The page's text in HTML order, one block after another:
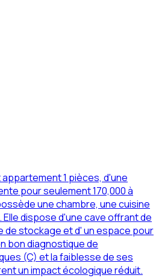
1 pièces, d'une
pour seulement 170,000 à
une chambre, une cuisine
dispose d'une cave offrant de
de stockage et d' un espace pour
bon diagnostique de
(C) et la faiblesse de ses
un impact écologique réduit.